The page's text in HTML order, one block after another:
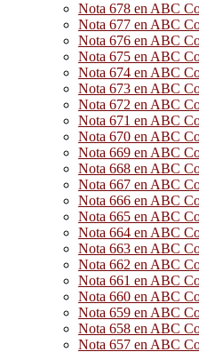
Nota 678 en ABC
Nota 677 en ABC
Nota 676 en ABC
Nota 675 en ABC
Nota 674 en ABC
Nota 673 en ABC
Nota 672 en ABC
Nota 671 en ABC
Nota 670 en ABC
Nota 669 en ABC
Nota 668 en ABC
Nota 667 en ABC
Nota 666 en ABC
Nota 665 en ABC
Nota 664 en ABC
Nota 663 en ABC
Nota 662 en ABC
Nota 661 en ABC
Nota 660 en ABC
Nota 659 en ABC
Nota 658 en ABC
Nota 657 en ABC